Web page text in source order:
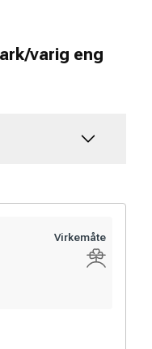
varig eng
Virkemåte